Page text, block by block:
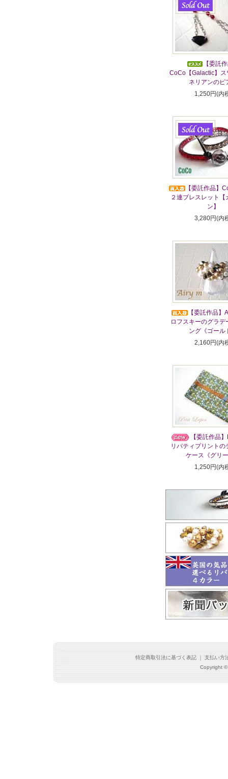
【委託
CoCo【Galactic】ス
ネリアンのピ
1,250円(内
【委託作品】
２連ブレスレット【
ン】
3,280円(内
【委託作品】
ロフスキーのグラデ
ング《ゴール
2,160円(内
【委託作品
リバティプリントの
ケース《グリ
1,250円(内
特定商取引法に基づく表記｜支払い方
Copyright